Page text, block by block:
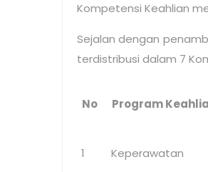
Kompetensi Keahlian
Sejalan dengan
terdistribusi dalam 7
No Program
1 Keperawatan